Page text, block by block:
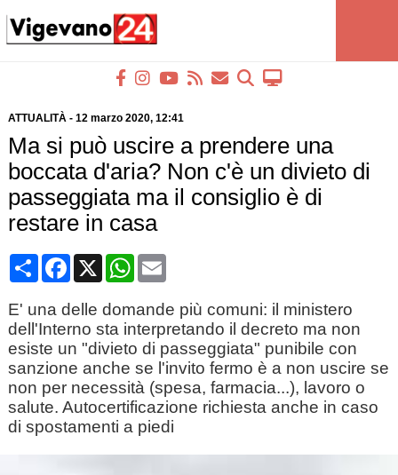
ATTUALITÀ- 12 marzo 2020, 12:41
Ma si può uscire a prendere una
boccata d'aria? Non c'è un divieto di
passeggiata ma il consiglio è di
restare in casa
CondividiFacebook
X WhatsApp
Email
E' una delle domande più comuni: il ministero
dell'Interno sta interpretando il decreto ma non
esiste un "divieto di passeggiata" punibile con
sanzione anche se l'invito fermo è a non uscire se
non per necessità (spesa, farmacia...), lavoro o
salute. Autocertificazione richiesta anche in caso
di spostamenti a piedi